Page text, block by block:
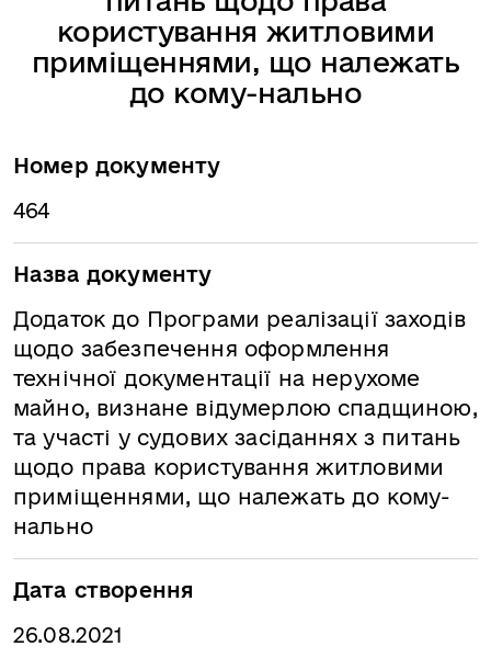
користування житловими
приміщеннями, що належать
до кому-нально
Номер документу
464
Назва документу
Додаток до Програми реалізації заходів
щодо забезпечення оформлення
технічної документації на нерухоме
майно, визнане відумерлою спадщиною,
та участі у судових засіданнях з питань
щодо права користування житловими
приміщеннями, що належать до кому-
нально
Дата створення
26.08.2021